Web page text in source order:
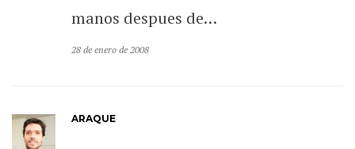
manos despues de…
28 de enero de 2008
ARAQUE